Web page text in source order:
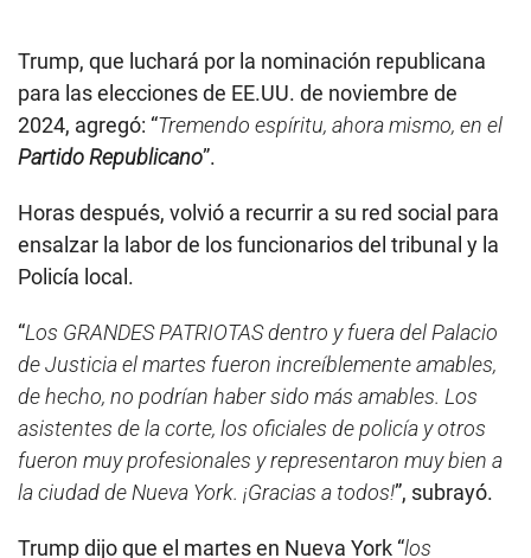
Trump, que luchará por la nominación republicana
para las elecciones de EE.UU. de noviembre de
2024, agregó: “Tremendo espíritu, ahora mismo, en el
Partido Republicano”.
Horas después, volvió a recurrir a su red social para
ensalzar la labor de los funcionarios del tribunal y la
Policía local.
“Los GRANDES PATRIOTAS dentro y fuera del Palacio
de Justicia el martes fueron increíblemente amables,
de hecho, no podrían haber sido más amables. Los
asistentes de la corte, los oficiales de policía y otros
fueron muy profesionales y representaron muy bien a
la ciudad de Nueva York. ¡Gracias a todos!”, subrayó.
Trump dijo que el martes en Nueva York “los